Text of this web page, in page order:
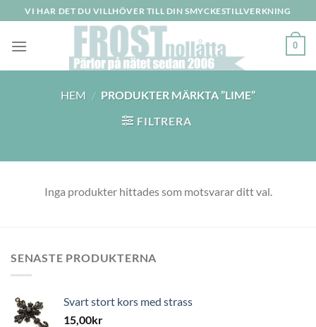
to
content
VI HAR DET DU VILLHÖVER TILL DIN SMYCKESTILLVERKNING
0
HEM / PRODUKTER MÄRKTA ”LIME”
FILTRERA
Inga produkter hittades som motsvarar ditt val.
SENASTE PRODUKTERNA
Svart stort kors med strass
15,00kr